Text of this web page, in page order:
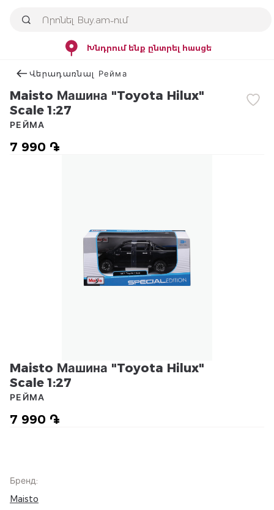
Խնդրում ենք ընտրել հասցե
Վերադառնալ Рейма
Maisto Машина "Toyota Hilux"
Scale 1:27
7 990 ֏
РЕЙМА
Maisto Машина "Toyota Hilux"
Scale 1:27
7 990 ֏
РЕЙМА
Бренд:
Maisto